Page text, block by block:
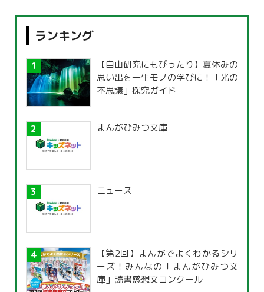
ランキング
【自由研究にもぴったり】夏休みの
思い出を一生モノの学びに！「光の
不思議」探究ガイド
まんがひみつ文庫
ニュース
【第2回】まんがでよくわかるシリ
ーズ！みんなの「まんがひみつ文
庫」読書感想文コンクール